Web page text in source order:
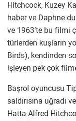
Hitchcock, Kuzey
haber ve Daphne
ve 1963’te bu filmi
türlerden kuşların
Birds), kendinden
işleyen pek çok
Başrol oyuncusu
saldırısına uğradı
Hatta Alfred